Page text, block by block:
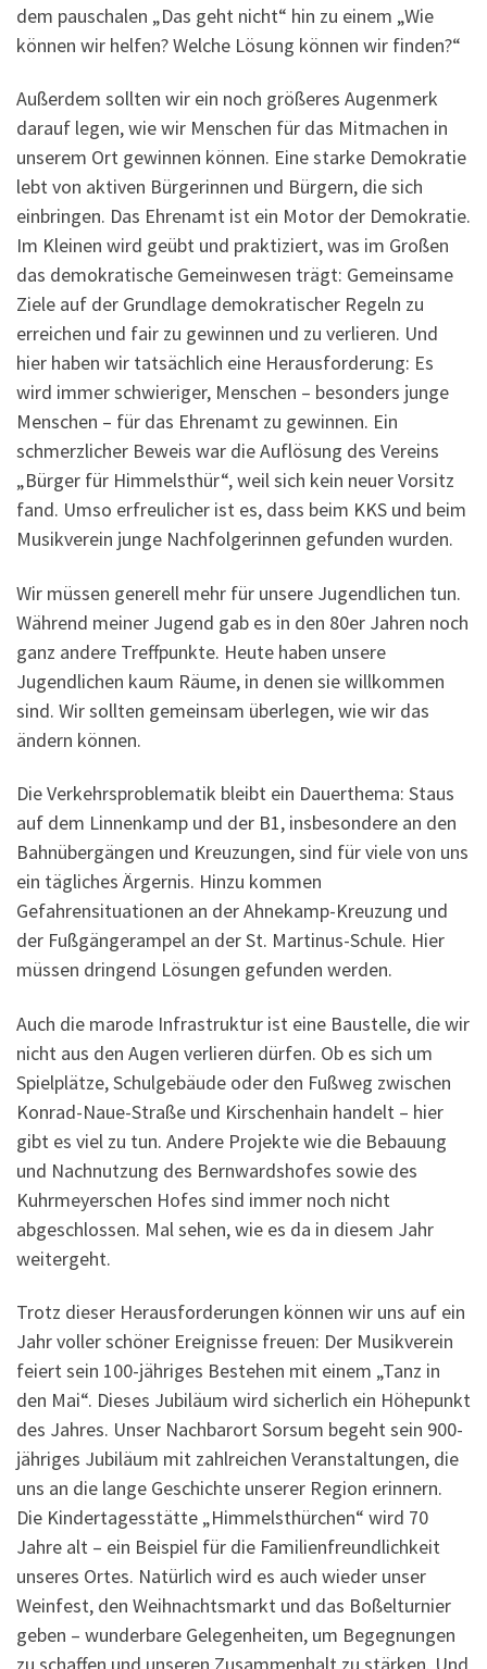
dem pauschalen „Das geht nicht“ hin zu einem „Wie
können wir helfen? Welche Lösung können wir finden?“
Außerdem sollten wir ein noch größeres Augenmerk
darauf legen, wie wir Menschen für das Mitmachen in
unserem Ort gewinnen können. Eine starke Demokratie
lebt von aktiven Bürgerinnen und Bürgern, die sich
einbringen. Das Ehrenamt ist ein Motor der Demokratie.
Im Kleinen wird geübt und praktiziert, was im Großen
das demokratische Gemeinwesen trägt: Gemeinsame
Ziele auf der Grundlage demokratischer Regeln zu
erreichen und fair zu gewinnen und zu verlieren. Und
hier haben wir tatsächlich eine Herausforderung: Es
wird immer schwieriger, Menschen – besonders junge
Menschen – für das Ehrenamt zu gewinnen. Ein
schmerzlicher Beweis war die Auflösung des Vereins
„Bürger für Himmelsthür“, weil sich kein neuer Vorsitz
fand. Umso erfreulicher ist es, dass beim KKS und beim
Musikverein junge Nachfolgerinnen gefunden wurden.
Wir müssen generell mehr für unsere Jugendlichen tun.
Während meiner Jugend gab es in den 80er Jahren noch
ganz andere Treffpunkte. Heute haben unsere
Jugendlichen kaum Räume, in denen sie willkommen
sind. Wir sollten gemeinsam überlegen, wie wir das
ändern können.
Die Verkehrsproblematik bleibt ein Dauerthema: Staus
auf dem Linnenkamp und der B1, insbesondere an den
Bahnübergängen und Kreuzungen, sind für viele von uns
ein tägliches Ärgernis. Hinzu kommen
Gefahrensituationen an der Ahnekamp-Kreuzung und
der Fußgängerampel an der St. Martinus-Schule. Hier
müssen dringend Lösungen gefunden werden.
Auch die marode Infrastruktur ist eine Baustelle, die wir
nicht aus den Augen verlieren dürfen. Ob es sich um
Spielplätze, Schulgebäude oder den Fußweg zwischen
Konrad-Naue-Straße und Kirschenhain handelt – hier
gibt es viel zu tun. Andere Projekte wie die Bebauung
und Nachnutzung des Bernwardshofes sowie des
Kuhrmeyerschen Hofes sind immer noch nicht
abgeschlossen. Mal sehen, wie es da in diesem Jahr
weitergeht.
Trotz dieser Herausforderungen können wir uns auf ein
Jahr voller schöner Ereignisse freuen: Der Musikverein
feiert sein 100-jähriges Bestehen mit einem „Tanz in
den Mai“. Dieses Jubiläum wird sicherlich ein Höhepunkt
des Jahres. Unser Nachbarort Sorsum begeht sein 900-
jähriges Jubiläum mit zahlreichen Veranstaltungen, die
uns an die lange Geschichte unserer Region erinnern.
Die Kindertagesstätte „Himmelsthürchen“ wird 70
Jahre alt – ein Beispiel für die Familienfreundlichkeit
unseres Ortes. Natürlich wird es auch wieder unser
Weinfest, den Weihnachtsmarkt und das Boßelturnier
geben – wunderbare Gelegenheiten, um Begegnungen